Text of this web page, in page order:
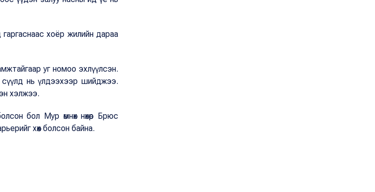
гаргаснаас хоёр жилийн дараа
уг номоо эхлүүлсэн.
сүүлд нь үлдээхээр шийджээ.
хэлжээ.
бол Мур өмнөх нөхөр Брюс
хөөх болсон байна.